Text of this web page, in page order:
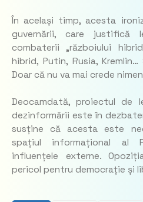
În același timp, acesta
guvernării, care justifică
combaterii „războiului
hibrid, Putin, Rusia,
Doar că nu va mai crede
Deocamdată, proiectul de
dezinformării este în
susține că acesta este
spațiul informațional al
influențele externe.
pericol pentru democrație și